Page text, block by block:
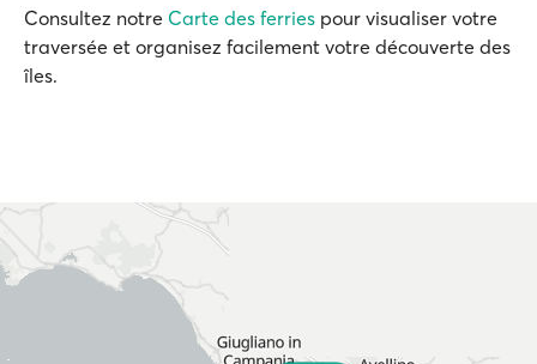
Consultez notre Carte des ferries pour visualiser votre
traversée et organisez facilement votre découverte des
îles.